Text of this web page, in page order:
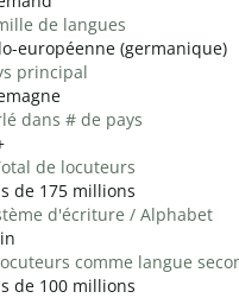
de langues
européenne (germanique)
principal
dans # de pays
de locuteurs
de 175 millions
d'écriture / Alphabet
comme langue
de 100 millions